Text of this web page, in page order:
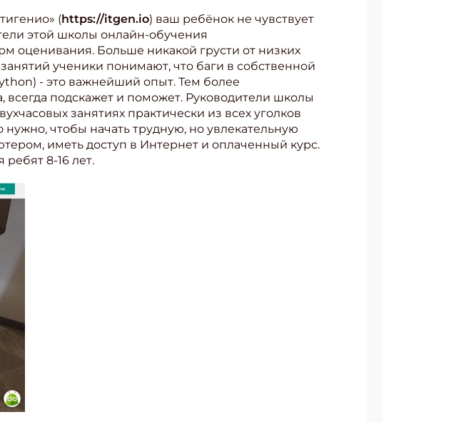
(https://itgen.io) ваш ребёнок не чувствует
этой школы онлайн-обучения
оценивания. Больше никакой грусти от низких
ученики понимают, что баги в собственной
- это важнейший опыт. Тем более
подскажет и поможет. Руководители школы
занятиях практически из всех уголков
нужно, чтобы начать трудную, но увлекательную
иметь доступ в Интернет и оплаченный курс.
8-16 лет.